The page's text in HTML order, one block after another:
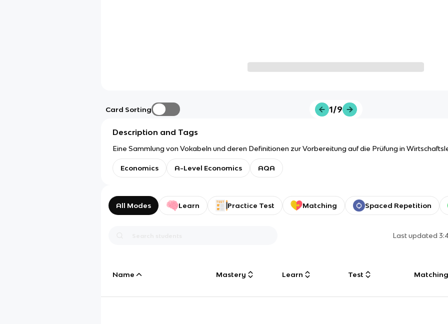
Card Sorting 1/9
Description and Tags
Eine Sammlung von Vokabeln und deren Definitionen zur Vorbereitung auf die Prüfung in
Economics A-Level Economics AQA
All Modes Learn Practice Test Matching Spaced Repetition
Last updated
Name Mastery Learn Test Matching